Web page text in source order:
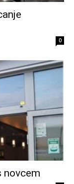
0
novcem